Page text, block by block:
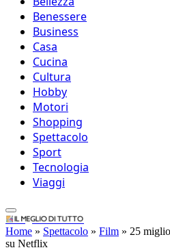
Benessere
Business
Casa
Cucina
Cultura
Hobby
Motori
Shopping
Spettacolo
Sport
Tecnologia
Viaggi
IlMeglioDiTutto.it
Home » Spettacolo » Film » 25
su Netflix
25 migliori film per
ragazze da vedere su
Netflix